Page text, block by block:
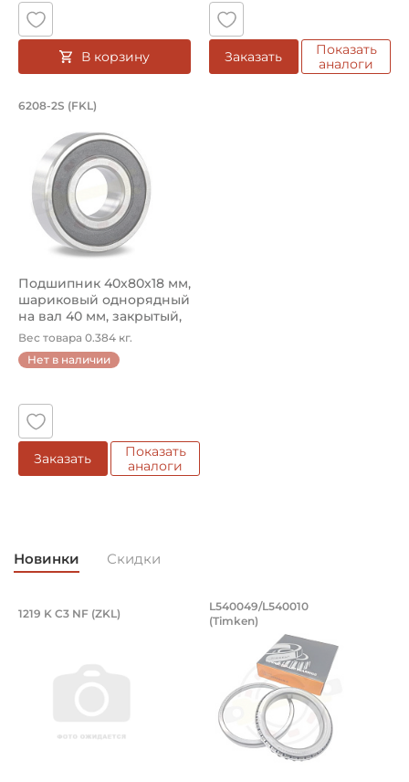
В корзину Заказать
Показать
аналоги
Подшипник 40х80х18 мм, шариковый
6208-2S (FKL)
Подшипник 40х80х18 мм,
шариковый однорядный
на вал 40 мм, закрытый,
улу...
Вес товара 0.384 кг.
Нет в наличии
Заказать
Показать
аналоги
Новинки Скидки
Подшипник 95х170х32 мм, шариковый
Подшипник 95х170х32 мм, шариковый двухрядный,
1219 K C3 NF (ZKL) Подшипник
Подшипник
L540049/L540010
(Timken)